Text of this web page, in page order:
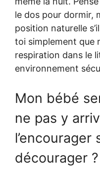
le dos pour dormir,
position naturelle
toi simplement que
respiration dans le
environnement
Mon bébé
ne pas y
l’encourager
décourager ?